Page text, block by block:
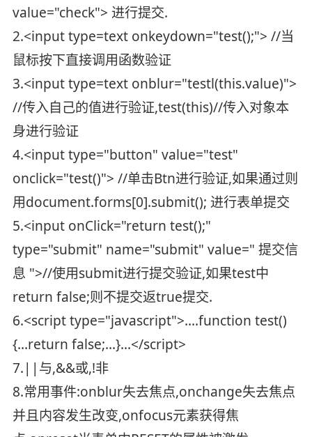
value="check"> 进行提交.
2.<input type=text onkeydown="test();"> //当
鼠标按下直接调用函数验证
3.<input type=text onblur="testl(this.value)">
//传入自己的值进行验证,test(this)//传入对象本
身进行验证
4.<input type="button" value="test"
onclick="test()"> //单击Btn进行验证,如果通过则
用document.forms[0].submit(); 进行表单提交
5.<input onClick="return test();"
type="submit" name="submit" value=" 提交信
息 ">//使用submit进行提交验证,如果test中
return false;则不提交返true提交.
6.<script type="javascript">....function test()
{...return false;...}...</script>
7.||与,&&或,!非
8.常用事件:onblur失去焦点,onchange失去焦点
并且内容发生改变,onfocus元素获得焦